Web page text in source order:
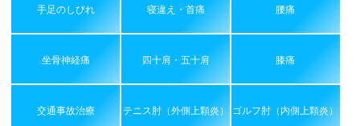
手足のしびれ 寝違え・首痛 腰痛
坐骨神経痛 四十肩・五十肩 膝痛
交通事故治療 テニス肘（外側上顆炎） ゴルフ肘（内側上顆炎）